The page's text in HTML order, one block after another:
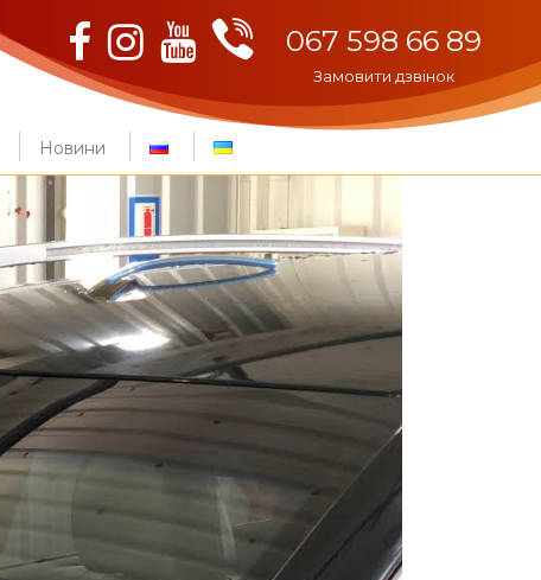
067 598 66 89
Замовити дзвінок
Facebook
Instagram
Youtube
Viber
Новини